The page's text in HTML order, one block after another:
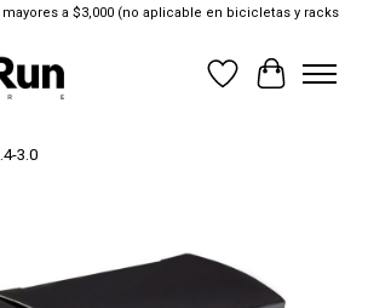
a $3,000 (no aplicable en bicicletas y racks
Lista de deseos
Cesta
3.0
image slideshow Items